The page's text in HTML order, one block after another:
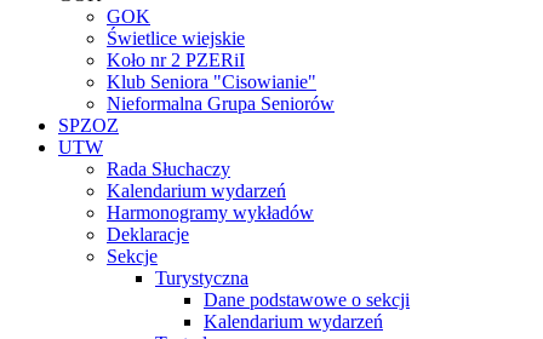
GOK
Świetlice wiejskie
Koło nr 2 PZERiI
Klub Seniora "Cisowianie"
Nieformalna Grupa Seniorów
SPZOZ
UTW
Rada Słuchaczy
Kalendarium wydarzeń
Harmonogramy wykładów
Deklaracje
Sekcje
Turystyczna
Dane podstawowe o sekcji
Kalendarium wydarzeń